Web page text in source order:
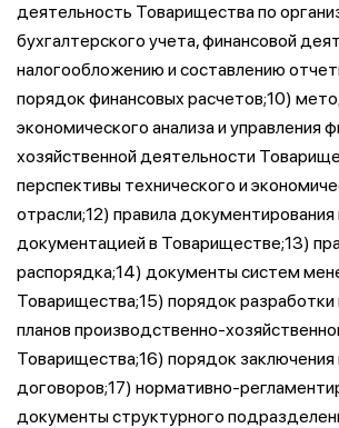
деятельность Товарищества по
бухгалтерского учета, финансовой
налогообложению и составлению
порядок финансовых расчетов;10)
экономического анализа и управления
хозяйственной деятельности
перспективы технического и
отрасли;12) правила документирования
документацией в Товариществе;13)
распорядка;14) документы систем
Товарищества;15) порядок
планов производственно-
Товарищества;16) порядок заключения
договоров;17) нормативно-
документы структурного